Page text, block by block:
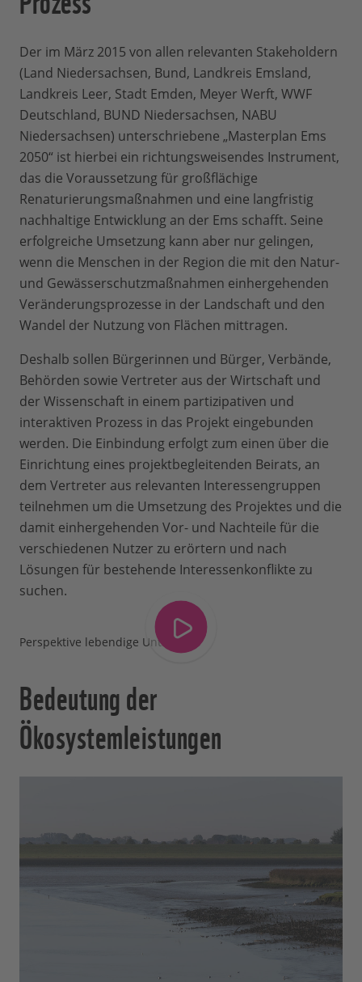
SchülerInnen, LehrerInnen und
derzeit Wege gesucht werden, das Format
über das Projekt hinaus zu erhalten.
zu Karten, Abbildungen und
Hintergrundinformationen, die den
Schülerinnen und Schülern bei der
Lösung der zahlreichen Aufgaben helfen.
Die Themen reichen von den vielfältigen
Bedeutungen und Ökosystemleistungen
von Flüssen über deren aktuellen Zustand
und die damit verbundenen
Auswirkungen für Flora und Fauna bis hin
zu den erforderlichen Maßnahmen für
eine Renaturierung. Die Zusammenhänge
werden am Beispiel der Ems aufgezeigt,
wobei der Schwerpunkt auf dem Bereich
der Tideems und dem Masterplan Ems
2050 liegt. Die Infoblätter bieten
übergeordnete Informationen zum
Lebensraum Ästuar, zur Europäischen
Wasserrahmenrichtlinie (EU-WRRL), zum
guten ökologischen Zustand von
Gewässern im Sinne der EU-WRRL und zu
Ökosystemleistungen. Die
Bildungsmaterialien können in unserem
Downloadbereich für Umweltbildung
unter dem Punkt Flüsse heruntergeladen
werden.
Ökosystemleistungen der Ems in Zukunft
einzelnen Ökosystemleistungen und den
Ergebnissen können in der
Workshop-Präsentationnachgelesen
werden.
Der im März 2015 von allen relevanten Stakeholdern
(Land Niedersachsen, Bund, Landkreis Emsland,
Landkreis Leer, Stadt Emden, Meyer Werft, WWF
Deutschland, BUND Niedersachsen, NABU
Niedersachsen) unterschriebene „Masterplan Ems
2050“ ist hierbei ein richtungsweisendes Instrument,
das die Voraussetzung für großflächige
Renaturierungsmaßnahmen und eine langfristig
nachhaltige Entwicklung an der Ems schafft. Seine
erfolgreiche Umsetzung kann aber nur gelingen,
wenn die Menschen in der Region die mit den Natur-
und Gewässerschutzmaßnahmen einhergehenden
Veränderungsprozesse in der Landschaft und den
Wandel der Nutzung von Flächen mittragen.
Deshalb sollen Bürgerinnen und Bürger, Verbände,
Behörden sowie Vertreter aus der Wirtschaft und
der Wissenschaft in einem partizipativen und
interaktiven Prozess in das Projekt eingebunden
werden. Die Einbindung erfolgt zum einen über die
Einrichtung eines projektbegleitenden Beirats, an
dem Vertreter aus relevanten Interessengruppen
teilnehmen um die Umsetzung des Projektes und die
damit einhergehenden Vor- und Nachteile für die
verschiedenen Nutzer zu erörtern und nach
Lösungen für bestehende Interessenkonflikte zu
suchen.
Perspektive lebendige Unterems
Bedeutung der
Ökosystemleistungen